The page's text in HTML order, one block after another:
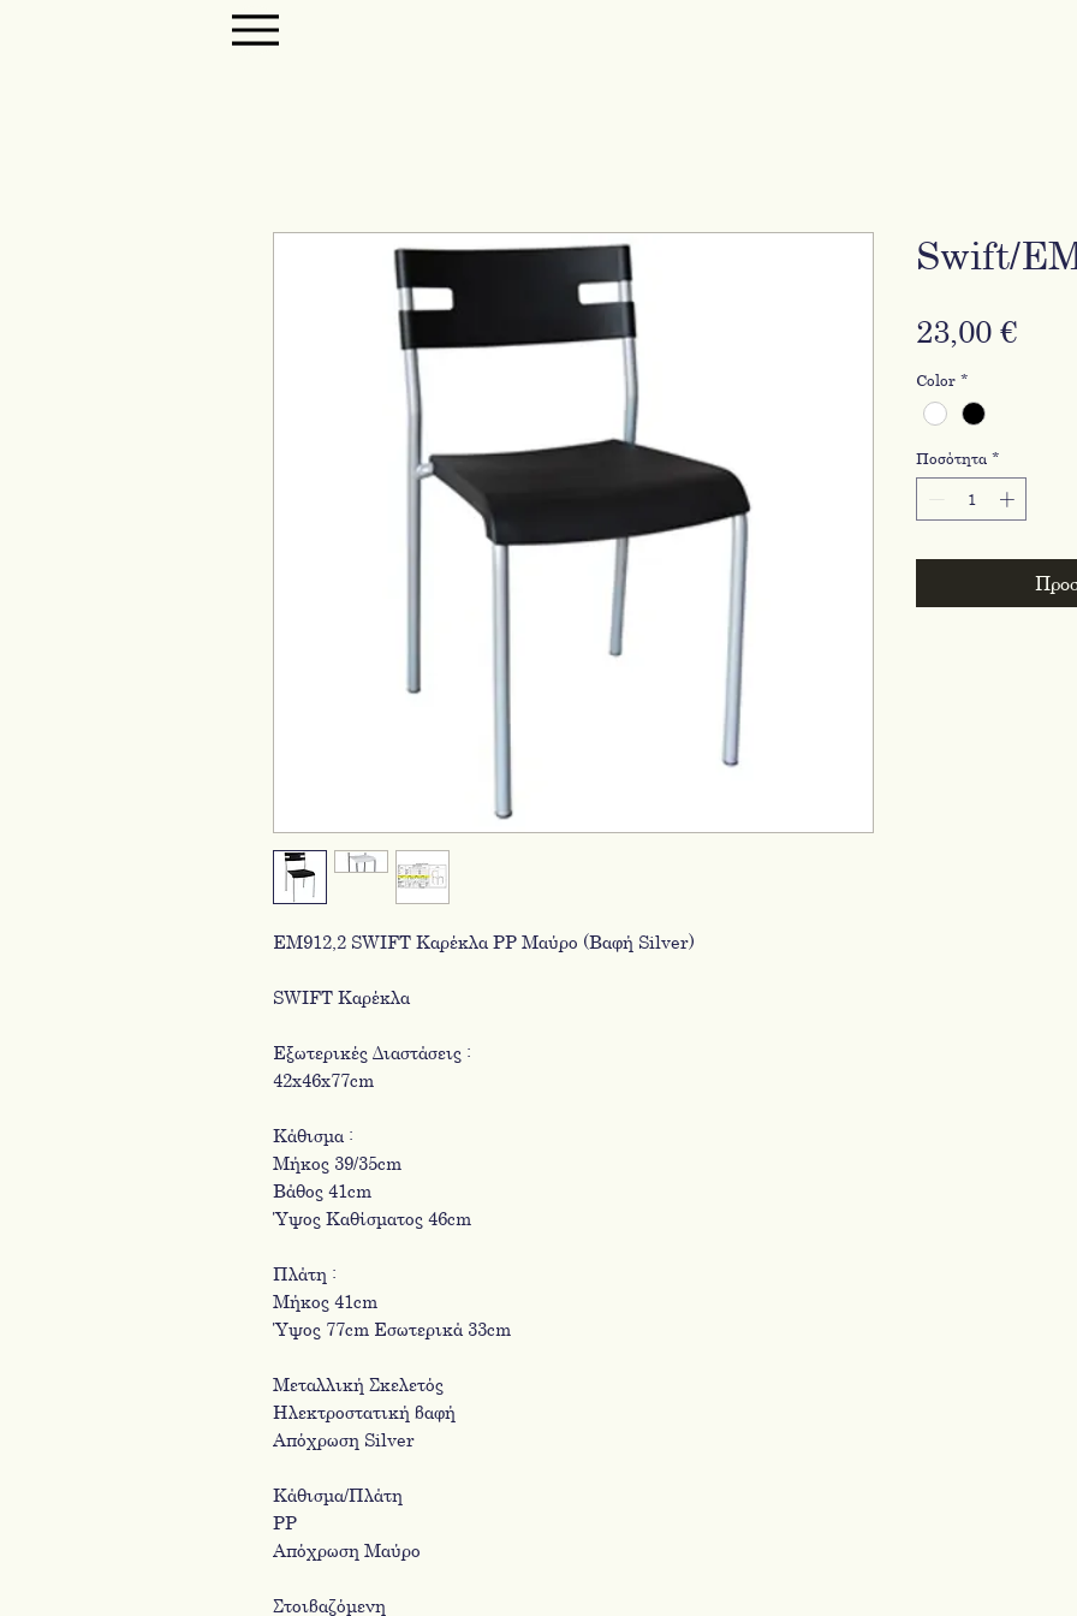
ΕΜ912,2 SWIFT Καρέκλα PP Μαύρο (Βαφή Silver)
SWIFT Καρέκλα
Εξωτερικές Διαστάσεις :
42x46x77cm
Κάθισμα :
Μήκος 39/35cm
Βάθος 41cm
Ύψος Καθίσματος 46cm
Πλάτη :
Μήκος 41cm
Ύψος 77cm Εσωτερικά 33cm
Μεταλλική Σκελετός
Ηλεκτροστατική βαφή
Απόχρωση Silver
Κάθισμα/Πλάτη
PP
Απόχρωση Μαύρο
Στοιβαζόμενη
Swift/
23,00 €Τιμή
Color *
Ποσότητα *